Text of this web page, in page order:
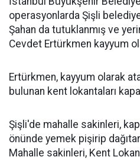
operasyonlarda Şişli
Şahan da tutuklanmış ve
Cevdet Ertürkmen kayyum
Ertürkmen, kayyum olarak
bulunan kent lokantaları
Şişli'de mahalle sakinleri,
önünde yemek pişirip
Mahalle sakinleri, Kent